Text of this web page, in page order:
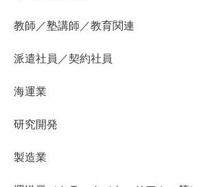
教師／塾講師／教育関連
派遣社員／契約社員
海運業
研究開発
製造業